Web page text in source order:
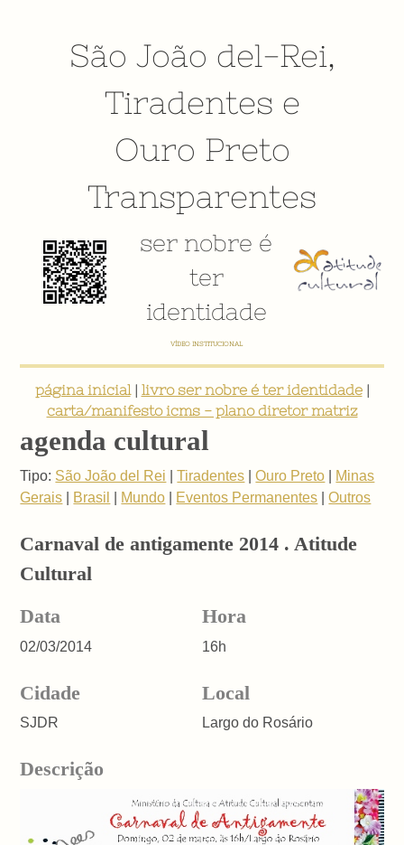
São João del-Rei,
Tiradentes e
Ouro Preto
Transparentes
ser nobre é
ter
identidade
VÍDEO INSTITUCIONAL
página inicial| livro ser nobre é ter identidade|
carta/manifesto icms - plano diretor matriz
agenda cultural
Tipo: São João del Rei |Tiradentes |Ouro Preto
Minas
Gerais
Brasil Mundo Eventos Permanentes |Outros
Carnaval de antigamente 2014 . Atitude
Cultural
Data
02/03/2014
Hora
16h
Cidade
SJDR
Local
Largo do Rosário
Descrição